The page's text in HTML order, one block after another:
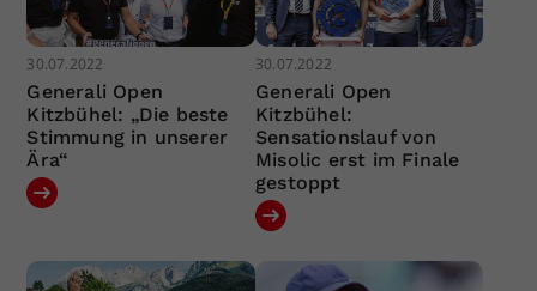
30.07.2022
Generali Open
Kitzbühel: „Die beste
Stimmung in unserer
Ära“
30.07.2022
Generali Open
Kitzbühel:
Sensationslauf von
Misolic erst im Finale
gestoppt